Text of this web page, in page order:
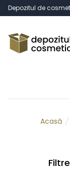
Depozitul de
Acasă
Filtre